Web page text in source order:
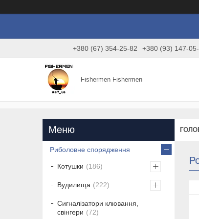
+380 (67) 354-25-82 +380 (93) 147-
Fishermen Fishermen
Риболовне спорядження
Котушки 186
Вудилища 222
Сигналізатори клювання,
свінгери
72